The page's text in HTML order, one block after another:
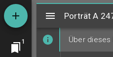
1
Mirador
Porträt A
Über dieses
Porträt A